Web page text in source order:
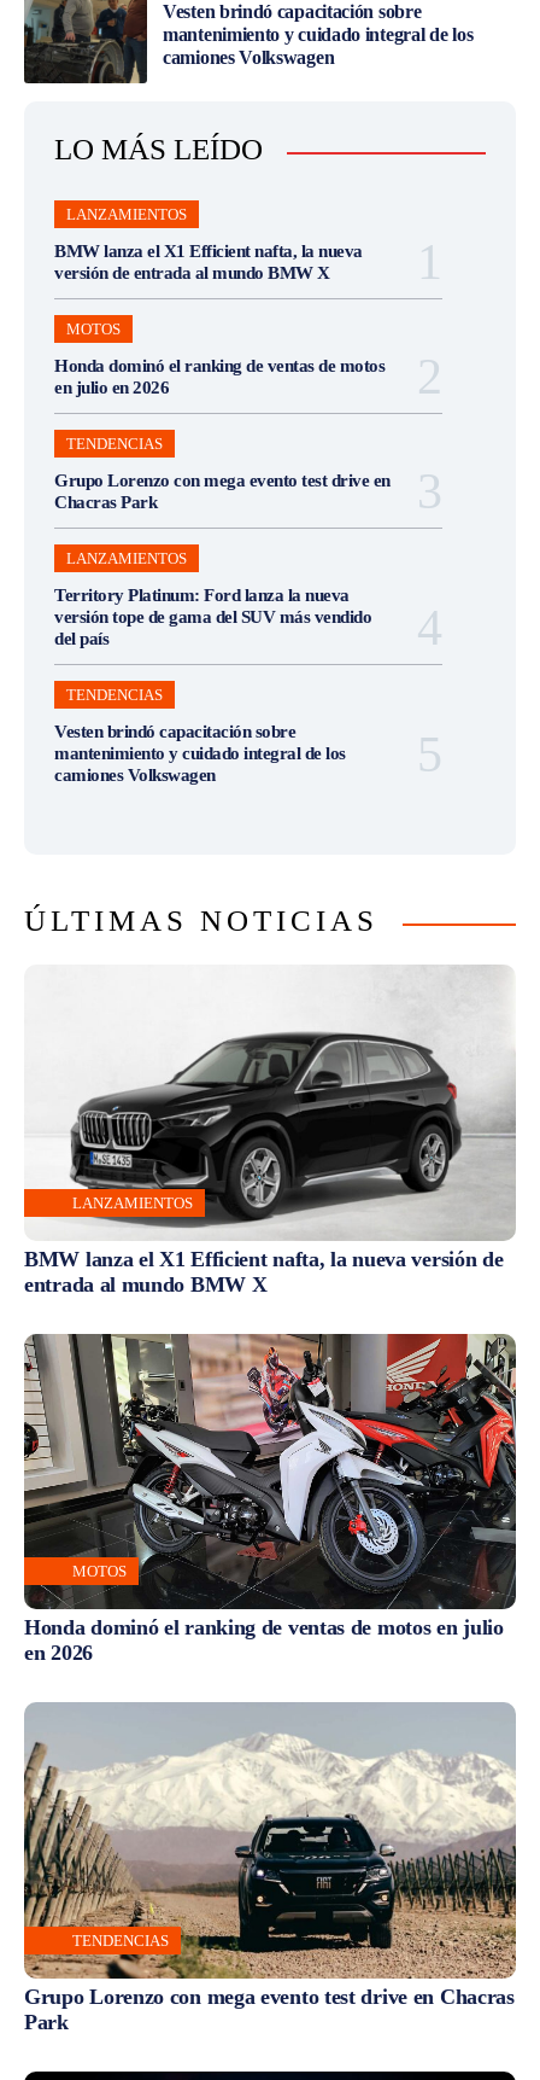
Vesten brindó capacitación sobre
mantenimiento y cuidado integral de los
camiones Volkswagen
LO MÁS LEÍDO
LANZAMIENTOS
BMW lanza el X1 Efficient nafta, la nueva
versión de entrada al mundo BMW X
MOTOS
Honda dominó el ranking de ventas de motos
en julio en 2026
TENDENCIAS
Grupo Lorenzo con mega evento test drive en
Chacras Park
LANZAMIENTOS
Territory Platinum: Ford lanza la nueva
versión tope de gama del SUV más vendido
del país
TENDENCIAS
Vesten brindó capacitación sobre
mantenimiento y cuidado integral de los
camiones Volkswagen
ÚLTIMAS NOTICIAS
LANZAMIENTOS
BMW lanza el X1 Efficient nafta, la nueva versión de
entrada al mundo BMW X
MOTOS
Honda dominó el ranking de ventas de motos en julio
en 2026
TENDENCIAS
Grupo Lorenzo con mega evento test drive en Chacras
Park